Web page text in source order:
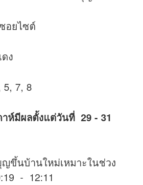
อยไซต์
7, 8
ห์มีผลตั้งแต่วันที่ 29 - 31
ขึ้นบ้านใหม่เหมาะในช่วง
- 12:11